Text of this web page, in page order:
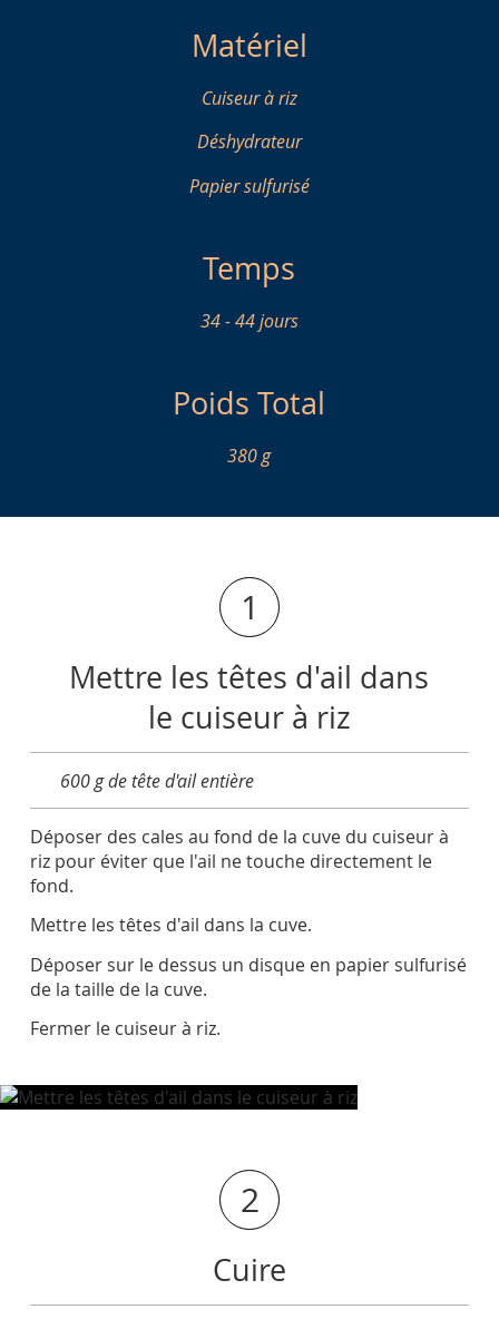
Matériel
Cuiseur à riz
Déshydrateur
Papier sulfurisé
Temps
34 - 44 jours
Poids Total
380 g
1
Mettre les têtes d'ail dans
le cuiseur à riz
600 g de tête d'ail entière
Déposer des cales au fond de la cuve du cuiseur à
riz pour éviter que l'ail ne touche directement le
fond.
Mettre les têtes d'ail dans la cuve.
Déposer sur le dessus un disque en papier sulfurisé
de la taille de la cuve.
Fermer le cuiseur à riz.
2
Cuire